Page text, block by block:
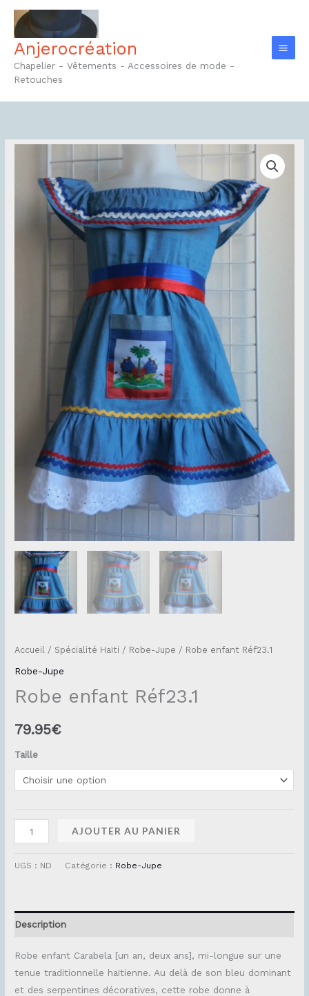
Aller
contenuAnjerocréation
Chapelier - Vêtements - Accessoires de mode -
Retouches
Accueil / Spécialité Haïti / Robe-Jupe / Robe enfant Réf23.1
Robe-Jupe
Robe enfant Réf23.1
79.95€
Taille
AJOUTER AU PANIER
UGS : ND Catégorie : Robe-Jupe
Description
Robe enfant Carabela [un an, deux ans], mi-longue sur une
tenue traditionnelle haïtienne. Au delà de son bleu dominant
et des serpentines décoratives, cette robe donne à